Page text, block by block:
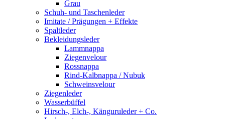
Grau
Schuh- und Taschenleder
Imitate / Prägungen + Effekte
Spaltleder
Bekleidungsleder
Lammnappa
Ziegenvelour
Rossnappa
Rind-Kalbnappa / Nubuk
Schweinsvelour
Ziegenleder
Wasserbüffel
Hirsch-, Elch-, Känguruleder + Co.